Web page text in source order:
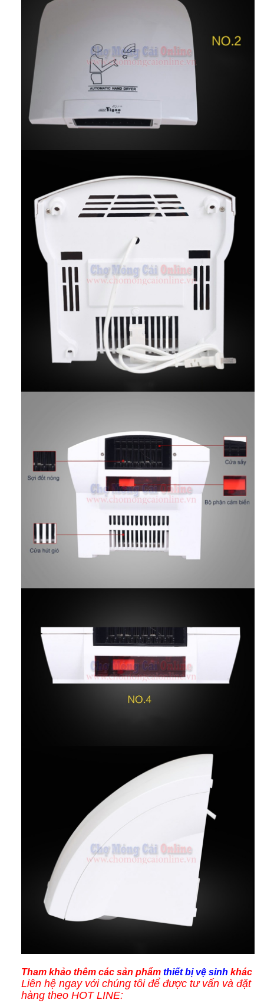
Tham khảo thêm các sản phẩm thiết bị vệ sinh khác
Liên hệ ngay với chúng tôi để được tư vấn vàđặt
hàng theo HOT LINE: